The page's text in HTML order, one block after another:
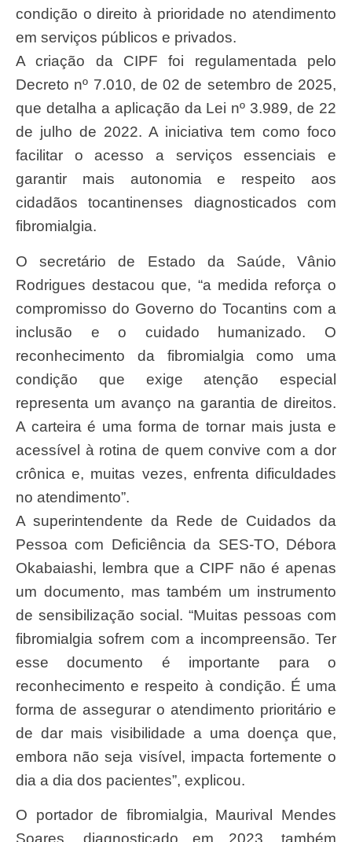
condição o direito à prioridade no atendimento
em serviços públicos e privados.
A criação da CIPF foi regulamentada pelo
Decreto nº 7.010, de 02 de setembro de 2025,
que detalha a aplicação da Lei nº 3.989, de 22
de julho de 2022. A iniciativa tem como foco
facilitar o acesso a serviços essenciais e
garantir mais autonomia e respeito aos
cidadãos tocantinenses diagnosticados com
fibromialgia.
O secretário de Estado da Saúde, Vânio
Rodrigues destacou que, “a medida reforça o
compromisso do Governo do Tocantins com a
inclusão e o cuidado humanizado. O
reconhecimento da fibromialgia como uma
condição que exige atenção especial
representa um avanço na garantia de direitos.
A carteira é uma forma de tornar mais justa e
acessível à rotina de quem convive com a dor
crônica e, muitas vezes, enfrenta dificuldades
no atendimento”.
A superintendente da Rede de Cuidados da
Pessoa com Deficiência da SES-TO, Débora
Okabaiashi, lembra que a CIPF não é apenas
um documento, mas também um instrumento
de sensibilização social. “Muitas pessoas com
fibromialgia sofrem com a incompreensão. Ter
esse documento é importante para o
reconhecimento e respeito à condição. É uma
forma de assegurar o atendimento prioritário e
de dar mais visibilidade a uma doença que,
embora não seja visível, impacta fortemente o
dia a dia dos pacientes”, explicou.
O portador de fibromialgia, Maurival Mendes
Soares, diagnosticado em 2023, também